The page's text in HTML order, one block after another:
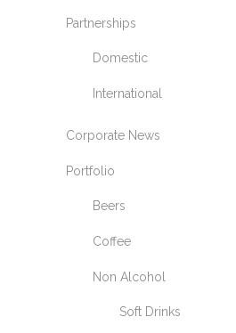
Partnerships
Domestic
International
Corporate News
Portfolio
Beers
Coffee
Non Alcohol
Soft Drinks